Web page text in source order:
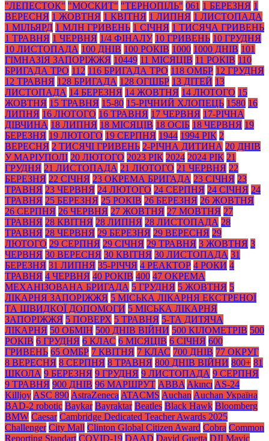
"ЛЕПЕСТОК" "МОСКИТ" "ТЕРНОПІЛЬ" 061 1 БЕРЕЗНЯ 1
ВЕРЕСНЯ 1 ЖОВТНЯ 1 КВІТНЯ 1 ЛИПНЯ 1 ЛИСТОПАДА
1 МІЛЬЯРД 1 МЛН ГРИВЕНЬ 1 СІЧНЯ 1 ТИСЯЧА ГРИВЕНЬ
1 ТРАВНЯ 1 ЧЕРВНЯ 1/4 ФІНАЛУ 10 ГРИВЕНЬ 10 ГРУДНЯ
10 ЛИСТОПАДА 100 ДНІВ 100 РОКІВ 1000 1000 ДНІВ 101
ГІМНАЗІЯ ЗАПОРІЖЖЯ 10449 11 МІСЯЦІВ 11 РОКІВ 110
БРИГАДА ТРО 112 116 БРИГАДА ТРО 118 ОМБР 12 ГРУДНЯ
12 ТРАВНЯ 128 БРИГАДА 128 ОГШБР 13 ДІТЕЙ 13
ЛИСТОПАДА 14 БЕРЕЗНЯ 14 ЖОВТНЯ 14 ЛЮТОГО 15
ЖОВТНЯ 15 ТРАВНЯ 15-80 15-РІЧНИЙ ХЛОПЕЦЬ 1580 16
ЛИПНЯ 16 ЛЮТОГО 16 ТРАВНЯ 17 ЧЕРВНЯ 17-РІЧНА
ДІВЧИНА 18 ЛИПНЯ 18 МІСЯЦІВ 18 ОСІБ 18 ЧЕРВНЯ 19
БЕРЕЗНЯ 19 ЛЮТОГО 19 СЕРПНЯ 1944 1994 РІК 2
ВЕРЕСНЯ 2 ТИСЯЧІ ГРИВЕНЬ 2-РІЧНА ДИТИНА 20 ДНІВ
У МАРІУПОЛІ 20 ЛЮТОГО 2023 РІК 2024 2024 РІК 21
ГРУДНЯ 21 ЛИСТОПАДА 21 ЛЮТОГО 21 ЧЕРВНЯ 22
БЕРЕЗНЯ 22 СІЧНЯ 23 ОКРЕМА БРИГАДА 23 СІЧНЯ 23
ТРАВНЯ 23 ЧЕРВНЯ 24 ЛЮТОГО 24 СЕРПНЯ 24 СІЧНЯ 24
ТРАВНЯ 25 БЕРЕЗНЯ 25 РОКІВ 26 БЕРЕЗНЯ 26 ЖОВТНЯ
26 СЕРПНЯ 26 ЧЕРВНЯ 27 ЖОВТНЯ 27 МОВТНЯ 27
ТРАВНЯ 28 КВІТНЯ 28 ЛИПНЯ 28 ЛИСТОПАДА 28
ТРАВНЯ 28 ЧЕРВНЯ 29 БЕРЕЗНЯ 29 ВЕРЕСНЯ 29
ЛЮТОГО 29 СЕРПНЯ 29 СІЧНЯ 29 ТРАВНЯ 3 ЖОВТНЯ 3
ЧЕРВНЯ 30 ВЕРЕСНЯ 30 КВІТНЯ 30 ЛИСТОПАДА 31
БЕРЕЗНЯ 31 ЛИПНЯ 35-РІЧЧЯ 4 РЕАКТОР 4 РОКИ 4
ТРАВНЯ 4 ЧЕРВНЯ 40 РОКІВ 400 47 ОКРЕМА
МЕХАНІЗОВАНА БРИГАДА 5 ГРУДНЯ 5 ЖОВТНЯ 5
ЛІКАРНЯ ЗАПОРІЖЖЯ 5 МІСЬКА ЛІКАРНЯ ЕКСТРЕНОЇ
ТА ШВИДКОЇ ДОПОМОГИ 5 МІСЬКА ЛІКАРНЯ
ЗАПОРІЖЖЯ 5 ПОВЕРХ 5 ТРАВНЯ 5-ТА ДИТЯЧА
ЛІКАРНЯ 50 ОБМІН 500 ДНІВ ВІЙНИ 500 КІЛОМЕТРІВ 500
РОКІВ 6 ГРУДНЯ 6 КЛАС 6 МІСЯЦІВ 6 СІЧНЯ 600
ГРИВЕНЬ 65 ОМБР 7 КВІТНЯ 7 КЛАС 700 ДНІВ 77 ОКРУГ
8 ВЕРЕСНЯ 8 СЕРПНЯ 8 ТРАВНЯ 800 ДНІВ ВІЙНИ 800+ 81
ШКОЛА 9 БЕРЕЗНЯ 9 ГРУДНЯ 9 ЛИСТОПАДА 9 СЕРПНЯ
9 ТРАВНЯ 900 ДНІВ 96 МАРШРУТ ABBA Akıncı AS-24
Killjoy ASC 890 AstraZeneca ATACMS Auchan Auchan Україна
BAD-2 robotic Baykar Bayraktar Beatles Black Нawk Bloomberg
BMW Caesar Cambridge Dedicated Teacher Awards 2025
Challenger City Mall Clinton Global Citizen Award Cobra Common
Reporting Standart COVID-19 DAAD David Guetta DJI Mavic